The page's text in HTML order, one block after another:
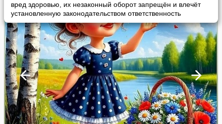
вред здоровью, их незаконный оборот запрещён и влечёт
установленную законодательством ответственность